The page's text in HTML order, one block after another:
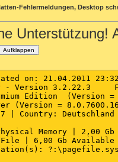
Fehlermeldungen, Desktop
Unterstützung!
Aufklappen
on: 21.04.2011
- Version 3.2.22.3
Edition  (Version
(Version =
| Country:
Memory | 2,00
File | 6,00 Gb